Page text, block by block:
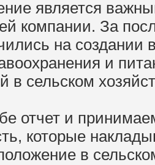
является
компании. За
на создании
и
в сельском
отчет и
которые
в